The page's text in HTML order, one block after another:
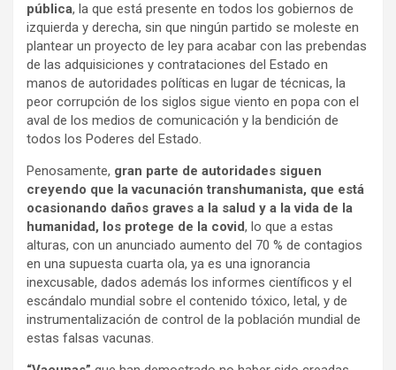
pública, la que está presente en todos los gobiernos de
izquierda y derecha, sin que ningún partido se moleste en
plantear un proyecto de ley para acabar con las prebendas
de las adquisiciones y contrataciones del Estado en
manos de autoridades políticas en lugar de técnicas, la
peor corrupción de los siglos sigue viento en popa con el
aval de los medios de comunicación y la bendición de
todos los Poderes del Estado.
Penosamente, gran parte de autoridades siguen
creyendo que la vacunación transhumanista, que está
ocasionando daños graves a la salud y a la vida de la
humanidad, los protege de la covid, lo que a estas
alturas, con un anunciado aumento del 70 % de contagios
en una supuesta cuarta ola, ya es una ignorancia
inexcusable, dados además los informes científicos y el
escándalo mundial sobre el contenido tóxico, letal, y de
instrumentalización de control de la población mundial de
estas falsas vacunas.